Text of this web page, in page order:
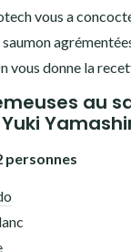
vous a
vous donne la
au
personnes